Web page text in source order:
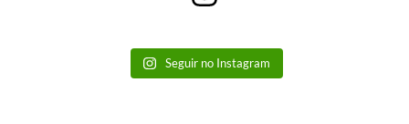
Seguir no Instagram